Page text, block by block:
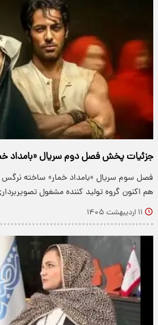
جزئیات پخش فصل دوم سریال «بامداد
فصل سوم سریال «بامداد خمار» ساخته نرگس
هم اکنون گروه تولید کننده مشغول
۱۱ اردیبهشت ۱۴۰۵